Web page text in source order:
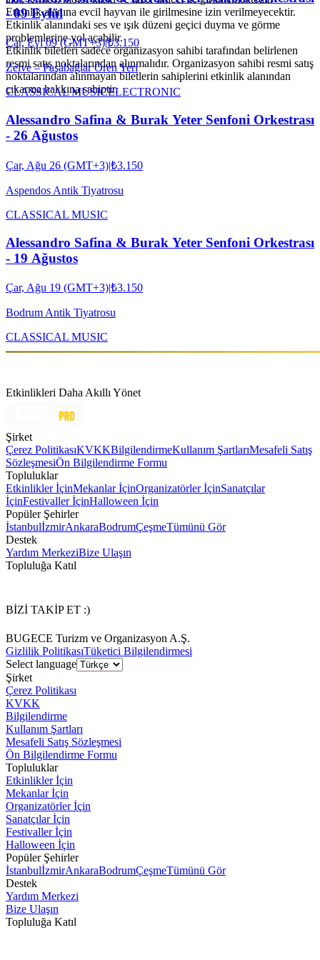
Etkinlik alanına evcil hayvan ile girilmesine izin verilmeyecektir.
Etkinlik alanındaki ses ve ışık düzeni geçici duyma ve görme
problemlerine yol açabilir.
Etkinlik biletleri sadece organizasyon sahibi tarafından belirlenen
resmi satış noktalarından alınmalıdır. Organizasyon sahibi resmi satış
noktalarından alınmayan biletlerin sahiplerini etkinlik alanından
çıkarma hakkına sahiptir.
- 09 Eylül
Çar, Eyl 09 (GMT+3)|₺3.150
Zelve – Paşabağlar Ören Yeri
CLASSICAL MUSICELECTRONIC
Alessandro Safina & Burak Yeter Senfoni Orkestrası
- 26 Ağustos
Çar, Ağu 26 (GMT+3)|₺3.150
Aspendos Antik Tiyatrosu
CLASSICAL MUSIC
Alessandro Safina & Burak Yeter Senfoni Orkestrası
- 19 Ağustos
Çar, Ağu 19 (GMT+3)|₺3.150
Bodrum Antik Tiyatrosu
CLASSICAL MUSIC
Etkinlikleri Daha Akıllı Yönet
Şirket
Çerez PolitikasıKVKKBilgilendirmeKullanım ŞartlarıMesafeli Satış
SözleşmesiÖn Bilgilendirme Formu
Topluluklar
Etkinlikler İçinMekanlar İçinOrganizatörler İçinSanatçılar
İçinFestivaller İçinHalloween İçin
Popüler Şehirler
İstanbulİzmirAnkaraBodrumÇeşmeTümünü Gör
Destek
Yardım MerkeziBize Ulaşın
Topluluğa Katıl
BİZİ TAKİP ET :)
BUGECE Turizm ve Organizasyon A.Ş.
Gizlilik PolitikasıTüketici Bilgilendirmesi
Select language
Şirket
Çerez Politikası
KVKK
Bilgilendirme
Kullanım Şartları
Mesafeli Satış Sözleşmesi
Ön Bilgilendirme Formu
Topluluklar
Etkinlikler İçin
Mekanlar İçin
Organizatörler İçin
Sanatçılar İçin
Festivaller İçin
Halloween İçin
Popüler Şehirler
İstanbulİzmirAnkaraBodrumÇeşmeTümünü Gör
Destek
Yardım Merkezi
Bize Ulaşın
Topluluğa Katıl